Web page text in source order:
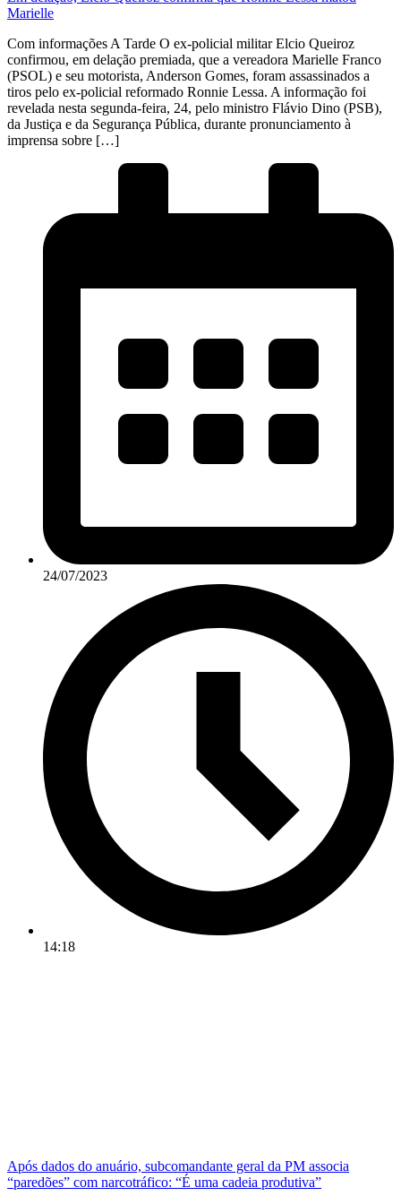
Marielle
Com informações A Tarde O ex-policial militar Elcio Queiroz
confirmou, em delação premiada, que a vereadora Marielle Franco
(PSOL) e seu motorista, Anderson Gomes, foram assassinados a
tiros pelo ex-policial reformado Ronnie Lessa. A informação foi
revelada nesta segunda-feira, 24, pelo ministro Flávio Dino (PSB),
da Justiça e da Segurança Pública, durante pronunciamento à
imprensa sobre […]
24/07/2023
14:18
Após dados do anuário, subcomandante geral da PM associa
“paredões” com narcotráfico: “É uma cadeia produtiva”